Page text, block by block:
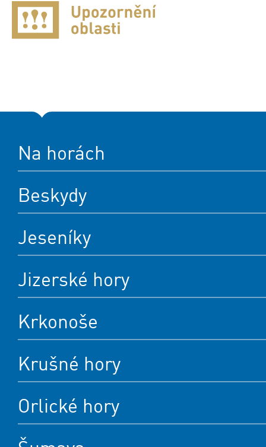
Na horách
Beskydy
Jeseníky
Jizerské hory
Krkonoše
Krušné hory
Orlické hory